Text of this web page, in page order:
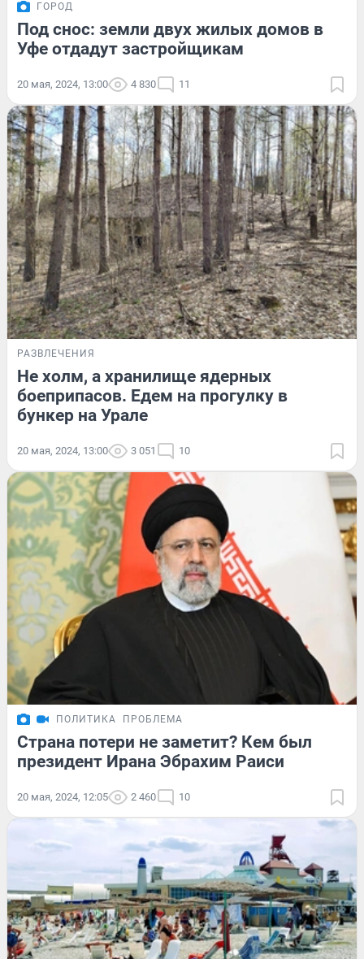
ГОРОД
Под снос: земли двух жилых домов в
Уфе отдадут застройщикам
20 мая, 2024, 13:00 4 830 11
РАЗВЛЕЧЕНИЯ
Не холм, а хранилище ядерных
боеприпасов. Едем на прогулку в
бункер на Урале
20 мая, 2024, 13:00 3 051 10
ПОЛИТИКА ПРОБЛЕМА
Страна потери не заметит? Кем был
президент Ирана Эбрахим Раиси
20 мая, 2024, 12:05 2 460 10